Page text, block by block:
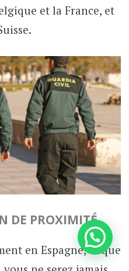
et la France, et
DE PROXIMITÉ
en Espagne, et que